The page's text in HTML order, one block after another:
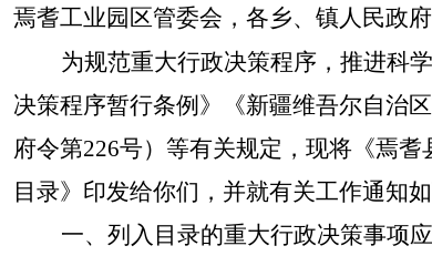
焉耆工业园区管委会，各乡、镇人民政
为规范重大行政决策程序，推进科
决策程序暂行条例》《新疆维吾尔自治
府令第226号）等有关规定，现将《焉
目录》印发给你们，并就有关工作通知如
一、列入目录的重大行政决策事项